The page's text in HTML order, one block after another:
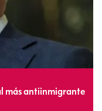
más antiinmigrante